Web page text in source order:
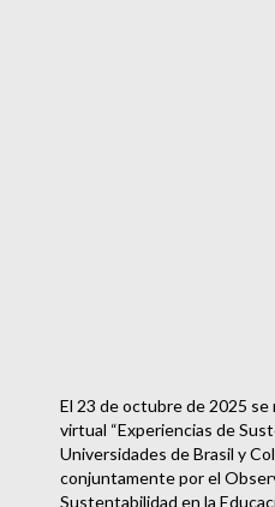
El 23 de octubre de 2025
virtual “Experiencias de
Universidades de Brasil y
conjuntamente por el
Sustentabilidad en la